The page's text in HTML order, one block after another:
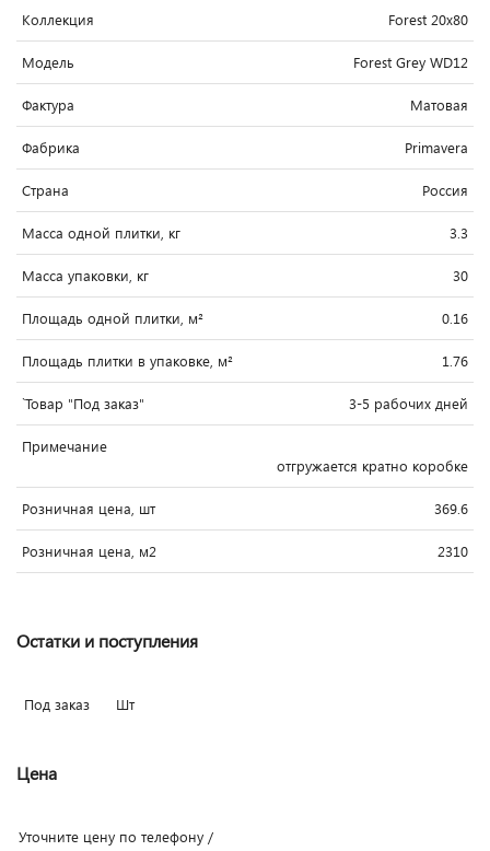
Коллекция Forest 20x80
Модель Forest Grey WD12
Фактура Матовая
Фабрика Primavera
Страна Россия
Масса одной плитки, кг 3.3
Масса упаковки, кг 30
Площадь одной плитки, м² 0.16
Площадь плитки в упаковке, м² 1.76
`Товар "Под заказ" 3-5 рабочих дней
Примечание
отгружается кратно коробке
Розничная цена, шт 369.6
Розничная цена, м2 2310
Остатки и поступления
Под заказ Шт
Цена
Уточните цену по телефону /